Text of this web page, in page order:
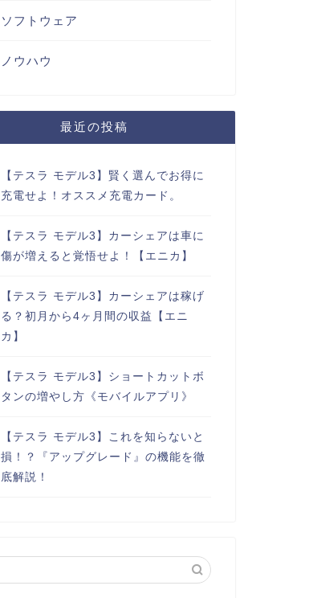
ソフトウェア
ノウハウ
最近の投稿
【テスラ モデル3】賢く選んでお得に
充電せよ！オススメ充電カード。
【テスラ モデル3】カーシェアは車に
傷が増えると覚悟せよ！【エニカ】
【テスラ モデル3】カーシェアは稼げ
る？初月から4ヶ月間の収益【エニ
カ】
【テスラ モデル3】ショートカットボ
タンの増やし方《モバイルアプリ》
【テスラ モデル3】これを知らないと
損！？『アップグレード』の機能を徹
底解説！